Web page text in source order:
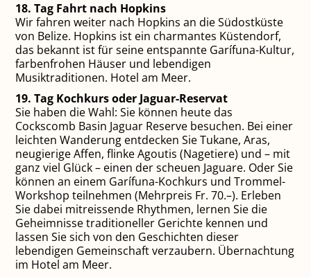
18. Tag Fahrt nach Hopkins
Wir fahren weiter nach Hopkins an die Südostküste
von Belize. Hopkins ist ein charmantes Küstendorf,
das bekannt ist für seine entspannte Garífuna-Kultur,
farbenfrohen Häuser und lebendigen
Musiktraditionen. Hotel am Meer.
19. Tag Kochkurs oder Jaguar-Reservat
Sie haben die Wahl: Sie können heute das
Cockscomb Basin Jaguar Reserve besuchen. Bei einer
leichten Wanderung entdecken Sie Tukane, Aras,
neugierige Affen, flinke Agoutis (Nagetiere) und – mit
ganz viel Glück – einen der scheuen Jaguare. Oder Sie
können an einem Garífuna-Kochkurs und Trommel-
Workshop teilnehmen (Mehrpreis Fr. 70.–). Erleben
Sie dabei mitreissende Rhythmen, lernen Sie die
Geheimnisse traditioneller Gerichte kennen und
lassen Sie sich von den Geschichten dieser
lebendigen Gemeinschaft verzaubern. Übernachtung
im Hotel am Meer.